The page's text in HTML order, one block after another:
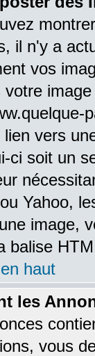
il n'y a
vos
votre
lien vers
ci soit un
Yahoo,
image,
balise
haut
les
vous